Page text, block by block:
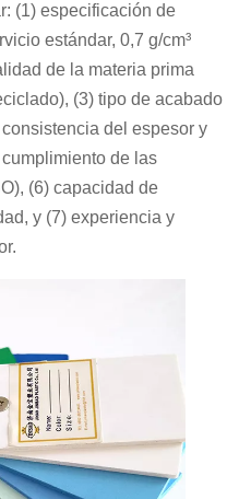
(1) especificación de
estándar, 0,7 g/cm³
de la materia prima
(3) tipo de acabado
del espesor y
de las
(6) capacidad de
y (7) experiencia y